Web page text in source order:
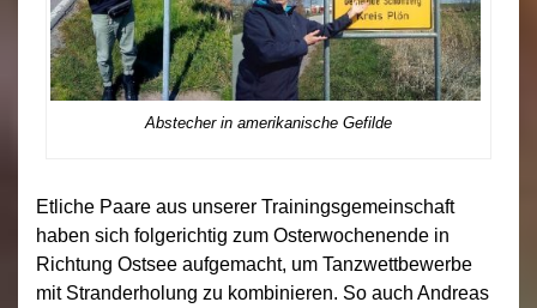
Abstecher in amerikanische Gefilde
Etliche Paare aus unserer Trainingsgemeinschaft
haben sich folgerichtig zum Osterwochenende in
Richtung Ostsee aufgemacht, um Tanzwettbewerbe
mit Stranderholung zu kombinieren. So auch Andreas